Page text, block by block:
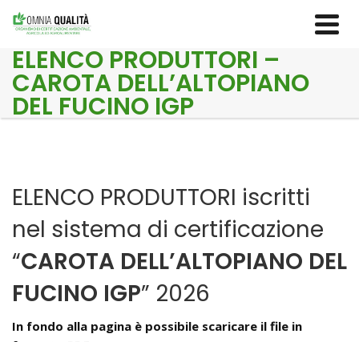
ELENCO PRODUTTORI –
CAROTA DELL’ALTOPIANO
DEL FUCINO IGP
ELENCO PRODUTTORI iscritti
nel sistema di certificazione
“CAROTA DELL’ALTOPIANO DEL
FUCINO IGP” 2026
In fondo alla pagina è possibile scaricare il file in